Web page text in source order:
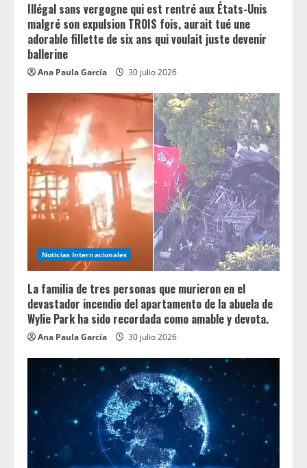
Illégal sans vergogne qui est rentré aux États-Unis
malgré son expulsion TROIS fois, aurait tué une
adorable fillette de six ans qui voulait juste devenir
ballerine
Ana Paula García 30 julio 2026
Noticias Internacionales
La familia de tres personas que murieron en el
devastador incendio del apartamento de la abuela de
Wylie Park ha sido recordada como amable y devota.
Ana Paula García 30 julio 2026